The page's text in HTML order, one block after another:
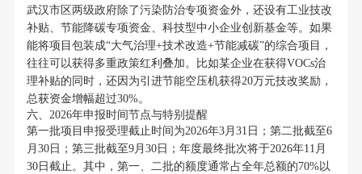
武汉市区两级政府除了污染防治专项资金外，还设有工业技改
补贴、节能降碳专项资金、科技型中小企业创新基金等。如果
能将项目包装成“大气治理+技术改造+节能减碳”的综合项目，
往往可以获得多重政策红利叠加。比如某企业在获得VOCs治
理补贴的同时，还因为引进节能空压机获得20万元技改奖励，
总获资金增幅超过30%。
六、2026年申报时间节点与特别提醒
第一批项目申报受理截止时间为2026年3月31日；第二批截至6
月30日；第三批截至9月30日；年度最终批次将于2026年11月
30日截止。其中，第一、二批的额度通常占全年总额的70%以